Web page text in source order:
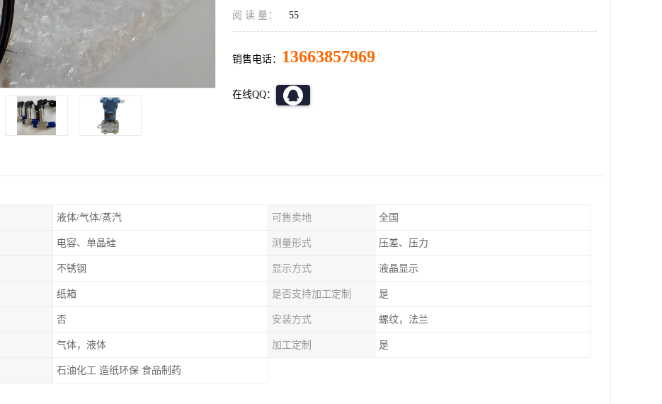
阅 读 量： 55
销售电话： 13663857969
在线QQ：
液体/气体/蒸汽 可售卖地 全国
电容、单晶硅 测量形式 压差、压力
不锈钢 显示方式 液晶显示
纸箱 是否支持加工定制 是
否 安装方式 螺纹，法兰
气体，液体 加工定制 是
石油化工 造纸环保 食品制药